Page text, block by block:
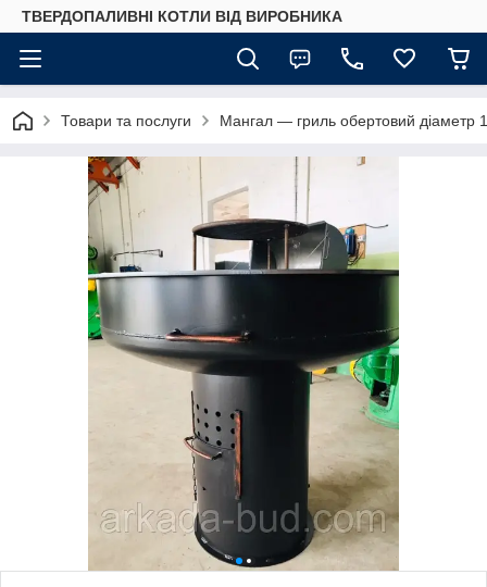
ТВЕРДОПАЛИВНІ КОТЛИ ВІД ВИРОБНИКА
Товари та послуги Мангал — гриль обертовий діаметр